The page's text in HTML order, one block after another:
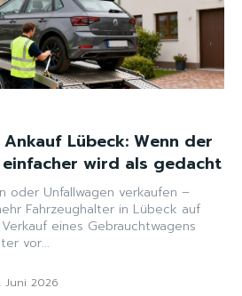
Lübeck: Wenn der
wird als gedacht
oder Unfallwagen verkaufen –
Fahrzeughalter in Lübeck auf
eines Gebrauchtwagens
vor...
Juni 2026